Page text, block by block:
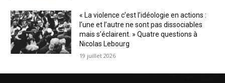
« La violence c’est l’idéologie en actions :
l’une et l’autre ne sont pas dissociables
mais s’éclairent. » Quatre questions à
Nicolas Lebourg
19 juillet 2026